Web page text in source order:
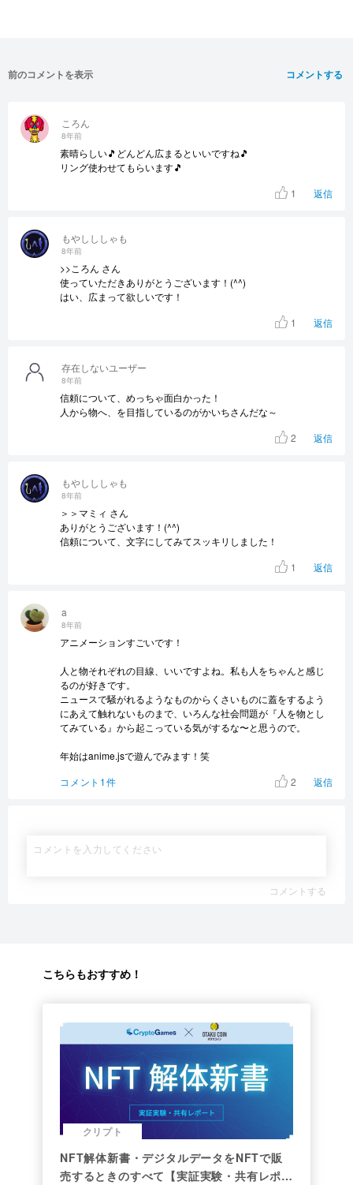
コメントする
前のコメントを表示
a
8年前
アニメーションすごいです！
人と物それぞれの目線、いいですよね。私も人をちゃんと感じ
るのが好きです。
ニュースで騒がれるようなものからくさいものに蓋をするよう
にあえて触れないものまで、いろんな社会問題が『人を物とし
てみている』から起こっている気がするな〜と思うので。
年始はanime.jsで遊んでみます！笑
コメント1件
2 返信
もやしししゃも
8年前
＞＞マミィ さん
ありがとうございます！(^^)
信頼について、文字にしてみてスッキリしました！
1
返信
存在しないユーザー
8年前
信頼について、めっちゃ面白かった！
人から物へ、を目指しているのがかいちさんだな～
2
返信
もやしししゃも
8年前
>>ころん さん
使っていただきありがとうございます！(^^)
はい、広まって欲しいです！
1
返信
ころん
8年前
素晴らしい🎵どんどん広まるといいですね🎵
リング使わせてもらいます🎵
1
返信
コメントする
こちらもおすすめ！
クリプト
NFT解体新書・デジタルデータをNFTで販
売するときのすべて【実証実験・共有レポー